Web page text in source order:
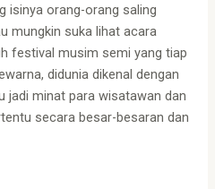
isinya orang-orang saling
mungkin suka lihat acara
festival musim semi yang tiap
didunia dikenal dengan
jadi minat para wisatawan dan
secara besar-besaran dan